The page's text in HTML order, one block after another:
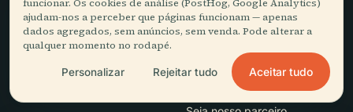
EMPRESA
Sobre
AJUDA
Resolução de problemas da
app
funcionar. Os cookies de análise (PostHog, Google Analytics)
ajudam-nos a perceber que páginas funcionam — apenas
dados agregados, sem anúncios, sem venda. Pode alterar a
qualquer momento no rodapé.
Personalizar Rejeitar tudo Aceitar tudo